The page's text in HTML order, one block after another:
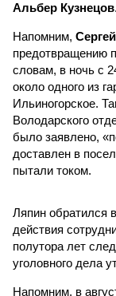
Альбер Кузнецов.
Напомним,
предотвращению
словам, в ночь с
около одного из
Ильиногорское.
Володарского
было заявлено,
доставлен в
пытали током.
Ляпин обратился
действия
полутора лет
уголовного дела
Напомним, в